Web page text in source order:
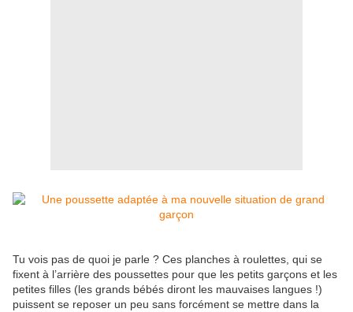
Tu vois pas de quoi je parle ? Ces planches à roulettes, qui se
fixent à l’arrière des poussettes pour que les petits garçons et les
petites filles (les grands bébés diront les mauvaises langues !)
puissent se reposer un peu sans forcément se mettre dans la